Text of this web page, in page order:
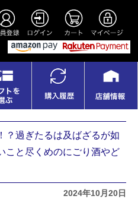
？過ぎたるは及ばざるが如
こと尽くめのにごり酒やど
2024年10月20日